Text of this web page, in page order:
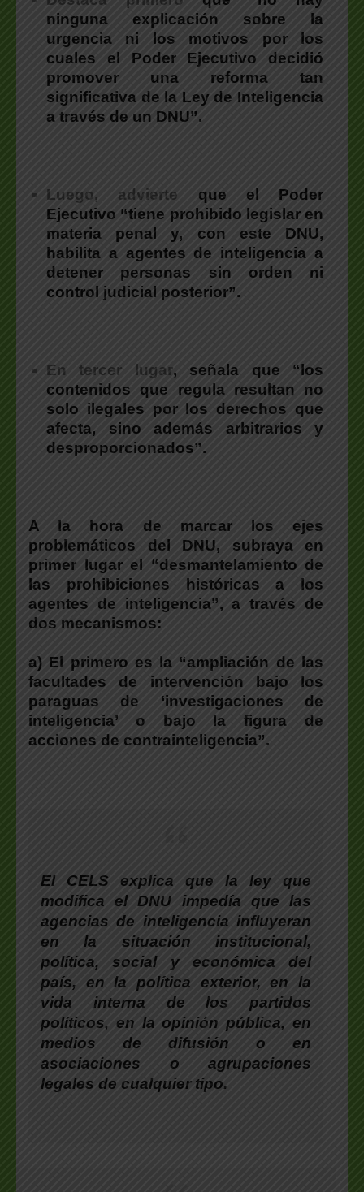
ninguna explicación sobre la
urgencia ni los motivos por los
cuales el Poder Ejecutivo decidió
promover una reforma tan
significativa de la Ley de Inteligencia
a través de un DNU”.
Luego, advierte que el Poder
Ejecutivo “tiene prohibido legislar en
materia penal y, con este DNU,
habilita a agentes de inteligencia a
detener personas sin orden ni
control judicial posterior”.
En tercer lugar, señala que “los
contenidos que regula resultan no
solo ilegales por los derechos que
afecta, sino además arbitrarios y
desproporcionados”.
A la hora de marcar los ejes
problemáticos del DNU, subraya en
primer lugar el “desmantelamiento de
las prohibiciones históricas a los
agentes de inteligencia”, a través de
dos mecanismos:
a) El primero es la “ampliación de las
facultades de intervención bajo los
paraguas de ‘investigaciones de
inteligencia’ o bajo la figura de
acciones de contrainteligencia”.
El CELS explica que la ley que
modifica el DNU impedía que las
agencias de inteligencia influyeran
en la situación institucional,
política, social y económica del
país, en la política exterior, en la
vida interna de los partidos
políticos, en la opinión pública, en
medios de difusión o en
asociaciones o agrupaciones
legales de cualquier tipo.